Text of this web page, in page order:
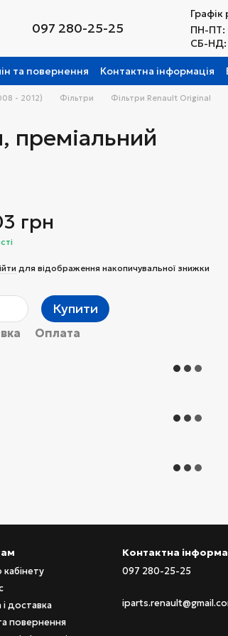
097 280-25-25
Графік
ПН-ПТ:
СБ-НД:
та повернення Контактна інформація
- 2012) Фільтри
Фільтри Renault Original
преміальний
грн
для відображення накопичувальної знижки
Купити
Оплата
кабінету
доставка
повернення
Контактна
097 280-25-25